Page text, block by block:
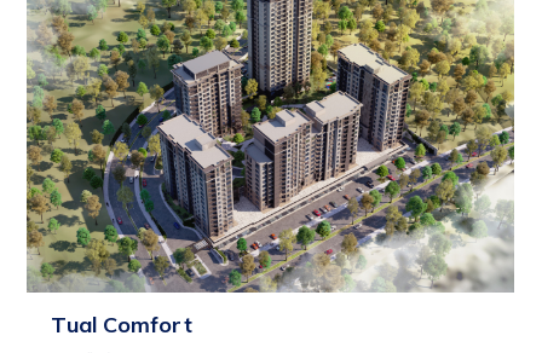
Tual Comfort